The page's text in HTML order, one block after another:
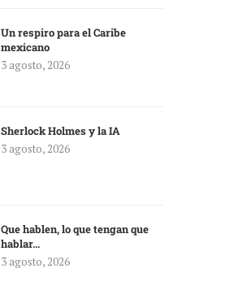
Un respiro para el Caribe
mexicano
3 agosto, 2026
Sherlock Holmes y la IA
3 agosto, 2026
Que hablen, lo que tengan que
hablar…
3 agosto, 2026